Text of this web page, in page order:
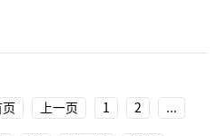
页 上一页 1 2